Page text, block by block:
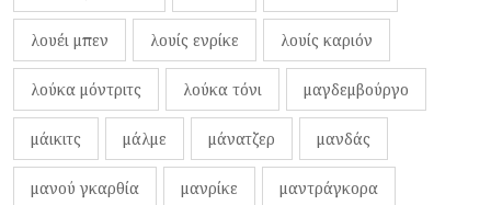
λουέι μπεν λουίς ενρίκε λουίς καριόν
λούκα μόντριτς λούκα τόνι μαγδεμβούργο
μάικιτς μάλμε μάνατζερ μανδάς
μανού γκαρθία μανρίκε μαντράγκορα